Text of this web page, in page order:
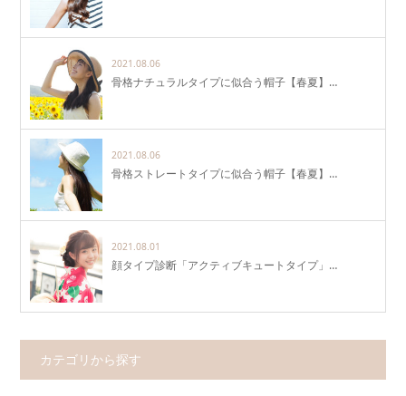
2021.08.06
骨格ナチュラルタイプに似合う帽子【春夏】…
2021.08.06
骨格ストレートタイプに似合う帽子【春夏】…
2021.08.01
顔タイプ診断「アクティブキュートタイプ」…
カテゴリから探す